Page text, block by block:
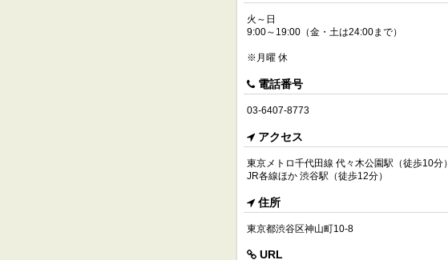
火～日
9:00～19:00（金・土は24:00まで）
※月曜 休
電話番号
03-6407-8773
アクセス
東京メトロ千代田線 代々木公園駅（徒歩10分）
JR各線ほか 渋谷駅（徒歩12分）
住所
東京都渋谷区神山町10-8
URL